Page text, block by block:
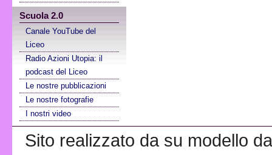
Scuola 2.0
Canale YouTube del
Liceo
Radio Azioni Utopia: il
podcast del Liceo
Le nostre pubblicazioni
Le nostre fotografie
I nostri video
Sito realizzato da su modello